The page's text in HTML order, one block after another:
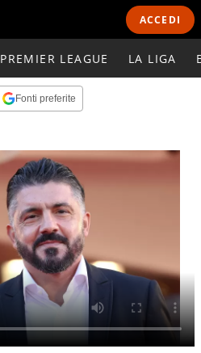
ACCEDI
PREMIER LEAGUE LA LIGA
Fonti preferite